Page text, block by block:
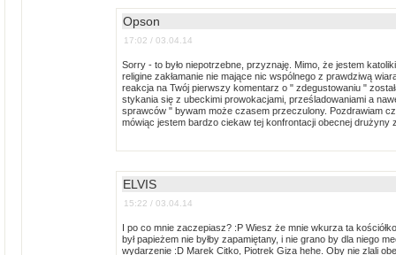
Opson
17:02 / 03.04.14
Sorry - to było niepotrzebne, przyznaję. Mimo, że jestem
religine zakłamanie nie mające nic wspólnego z prawdziwą
reakcja na Twój pierwszy komentarz o " zdegustowaniu "
stykania się z ubeckimi prowokacjami, prześladowaniami a
sprawców " bywam może czasem przeczulony. Pozdrawiam
mówiąc jestem bardzo ciekaw tej konfrontacji obecnej drużyny
ELVIS
15:22 / 03.04.14
I po co mnie zaczepiasz? :P Wiesz że mnie wkurza ta
był papieżem nie byłby zapamiętany, i nie grano by dla niego
wydarzenie :D Marek Citko, Piotrek Giza hehe. Oby nie zlali